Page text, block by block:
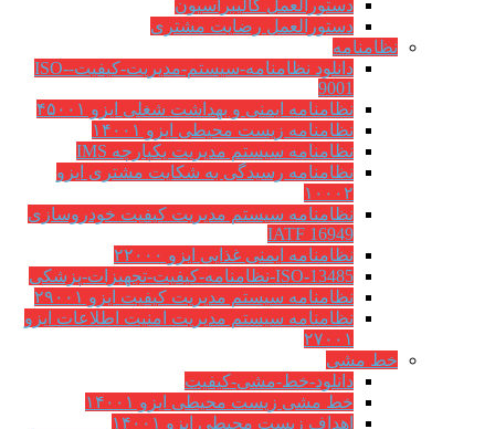
دستورالعمل کالیبراسیون
دستورالعمل رضایت مشتری
نظامنامه
دانلود نظامنامه-سیستم-مدیریت-کیفیت-ISO-
9001
نظامنامه ایمنی و بهداشت شغلی ایزو ۴۵۰۰۱
نظامنامه زیست محیطی ایزو ۱۴۰۰۱
نظامنامه سیستم مدیریت یکپارچه IMS
نظامنامه رسیدگی به شکایت مشتری ایزو
۱۰۰۰۲
نظامنامه سیستم مدیریت کیفیت خودروسازی
IATF 16949
نظامنامه ایمنی غذایی ایزو ۲۲۰۰۰
ISO-13485-نظامنامه-کیفیت-تجهیزات-پزشکی
نظامنامه سیستم مدیریت کیفیت ایزو ۲۹۰۰۱
نظامنامه سیستم مدیریت امنیت اطلاعات ایزو
۲۷۰۰۱
خط مشی
دانلود-خط-مشی-کیفیت
خط مشی زیست محیطی ایزو ۱۴۰۰۱
اهداف زیست محیطی ایزو ۱۴۰۰۱